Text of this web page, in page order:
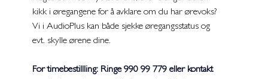
kikk i øregangene for å avklare om du har ørevoks?
Vi i AudioPlus kan både sjekke øregangsstatus og
evt. skylle ørene dine.
For timebestillling: Ringe 990 99 779 eller kontakt